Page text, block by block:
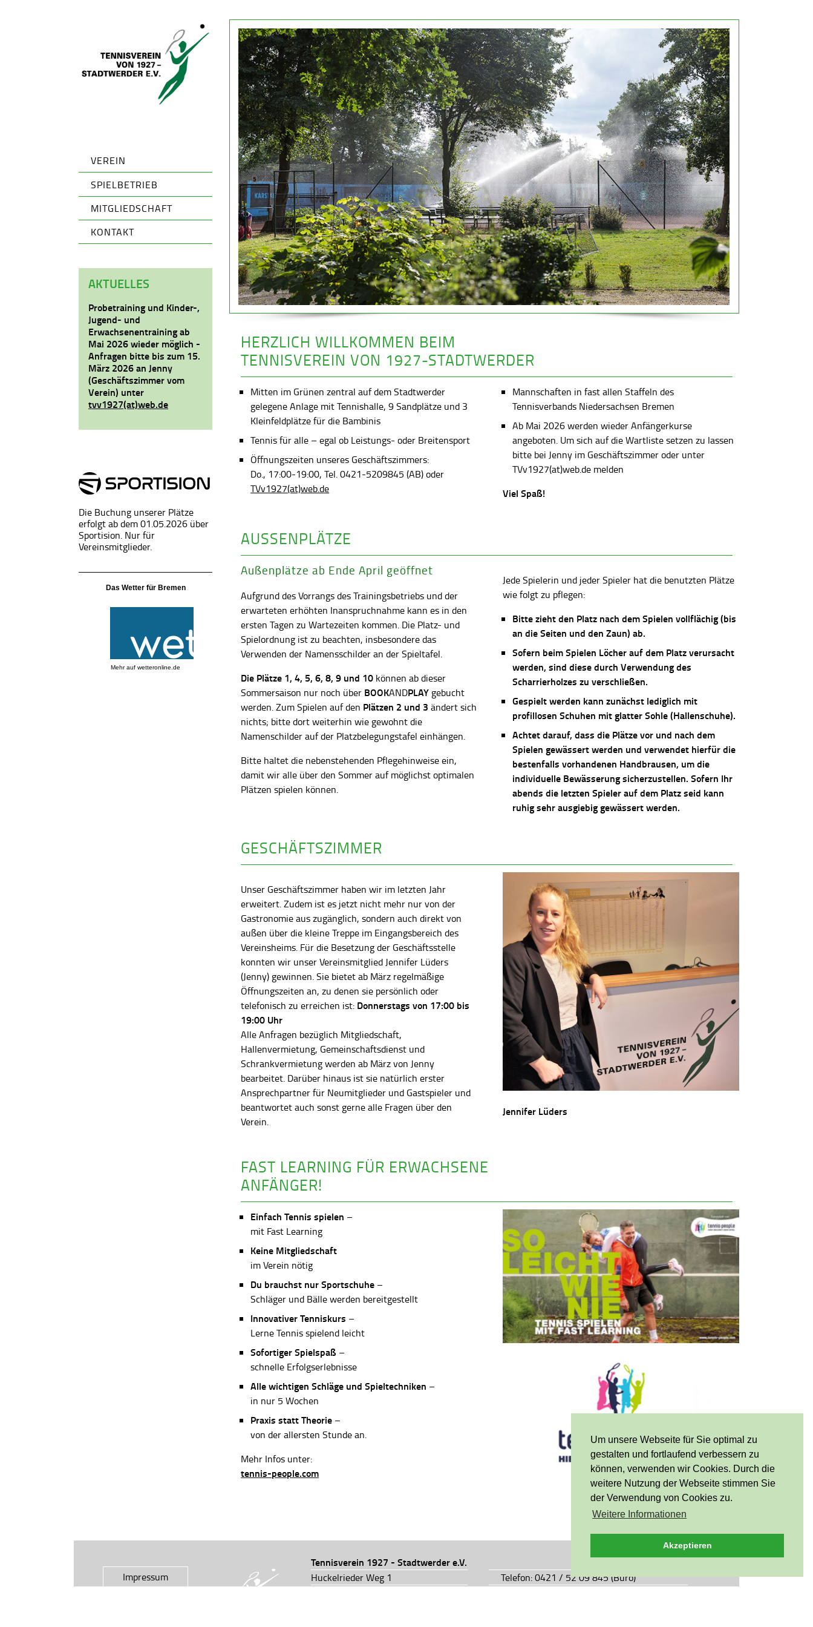
Um unsere Webseite für Sie optimal zu
gestalten und fortlaufend verbessern zu
können, verwenden wir Cookies. Durch die
weitere Nutzung der Webseite stimmen Sie
der Verwendung von Cookies zu.
Weitere Informationen
Akzeptieren
VEREIN
SPIELBETRIEB
MITGLIEDSCHAFT
KONTAKT
AKTUELLES
Probetraining und Kinder-,
Jugend- und
Erwachsenentraining ab
Mai 2026 wieder möglich -
Anfragen bitte bis zum 15.
März 2026 an Jenny
(Geschäftszimmer vom
Verein) unter
tvv1927(at)web.de
Die Buchung unserer Plätze
erfolgt ab dem 01.05.2026 über
Sportision. Nur für
Vereinsmitglieder.
Das Wetter für Bremen
Mehr auf wetteronline.de
HERZLICH WILLKOMMEN BEIM
TENNISVEREIN VON 1927-STADTWERDER
Mitten im Grünen zentral auf dem Stadtwerder
gelegene Anlage mit Tennishalle, 9 Sandplätze und 3
Kleinfeldplätze für die Bambinis
Tennis für alle – egal ob Leistungs- oder Breitensport
Öffnungszeiten unseres Geschäftszimmers:
Do., 17:00-19:00, Tel. 0421-5209845 (AB) oder
TVv1927(at)web.de
Mannschaften in fast allen Staffeln des
Tennisverbands Niedersachsen Bremen
Ab Mai 2026 werden wieder Anfängerkurse
angeboten. Um sich auf die Wartliste setzen zu lassen
bitte bei Jenny im Geschäftszimmer oder unter
TVv1927(at)web.de melden
Viel Spaß!
AUSSENPLÄTZE
Außenplätze ab Ende April geöffnet
Aufgrund des Vorrangs des Trainingsbetriebs und der
erwarteten erhöhten Inanspruchnahme kann es in den
ersten Tagen zu Wartezeiten kommen. Die Platz- und
Spielordnung ist zu beachten, insbesondere das
Verwenden der Namensschilder an der Spieltafel.
Die Plätze 1, 4, 5, 6, 8, 9 und 10 können ab dieser
Sommersaison nur noch über BOOKANDPLAY gebucht
werden. Zum Spielen auf den Plätzen 2 und 3 ändert sich
nichts; bitte dort weiterhin wie gewohnt die
Namenschilder auf der Platzbelegungstafel einhängen.
Bitte haltet die nebenstehenden Pflegehinweise ein,
damit wir alle über den Sommer auf möglichst optimalen
Plätzen spielen können.
Jede Spielerin und jeder Spieler hat die benutzten Plätze
wie folgt zu pflegen:
Bitte zieht den Platz nach dem Spielen vollflächig (bis
an die Seiten und den Zaun) ab.
Sofern beim Spielen Löcher auf dem Platz verursacht
werden, sind diese durch Verwendung des
Scharrierholzes zu verschließen.
Gespielt werden kann zunächst lediglich mit
profillosen Schuhen mit glatter Sohle (Hallenschuhe).
Achtet darauf, dass die Plätze vor und nach dem
Spielen gewässert werden und verwendet hierfür die
bestenfalls vorhandenen Handbrausen, um die
individuelle Bewässerung sicherzustellen. Sofern Ihr
abends die letzten Spieler auf dem Platz seid kann
ruhig sehr ausgiebig gewässert werden.
GESCHÄFTSZIMMER
Unser Geschäftszimmer haben wir im letzten Jahr
erweitert. Zudem ist es jetzt nicht mehr nur von der
Gastronomie aus zugänglich, sondern auch direkt von
außen über die kleine Treppe im Eingangsbereich des
Vereinsheims. Für die Besetzung der Geschäftsstelle
konnten wir unser Vereinsmitglied Jennifer Lüders
(Jenny) gewinnen. Sie bietet ab März regelmäßige
Öffnungszeiten an, zu denen sie persönlich oder
telefonisch zu erreichen ist: Donnerstags von 17:00 bis
19:00 Uhr
Alle Anfragen bezüglich Mitgliedschaft,
Hallenvermietung, Gemeinschaftsdienst und
Schrankvermietung werden ab März von Jenny
bearbeitet. Darüber hinaus ist sie natürlich erster
Ansprechpartner für Neumitglieder und Gastspieler und
beantwortet auch sonst gerne alle Fragen über den
Verein.
Jennifer Lüders
FAST LEARNING FÜR ERWACHSENE
ANFÄNGER!
Einfach Tennis spielen –
mit Fast Learning
Keine Mitgliedschaft
im Verein nötig
Du brauchst nur Sportschuhe –
Schläger und Bälle werden bereitgestellt
Innovativer Tenniskurs –
Lerne Tennis spielend leicht
Sofortiger Spielspaß –
schnelle Erfolgserlebnisse
Alle wichtigen Schläge und Spieltechniken –
in nur 5 Wochen
Praxis statt Theorie –
von der allersten Stunde an.
Mehr Infos unter:
tennis-people.com
Impressum
Tennisverein 1927 - Stadtwerder e.V.
Huckelrieder Weg 1
Telefon: 0421 / 52 09 845 (Büro)